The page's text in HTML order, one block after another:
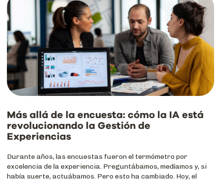
Más allá de la encuesta: cómo la IA está
revolucionando la Gestión de
Experiencias
Durante años, las encuestas fueron el termómetro por
excelencia de la experiencia. Preguntábamos, medíamos y, si
había suerte, actuábamos. Pero esto ha cambiado. Hoy, el